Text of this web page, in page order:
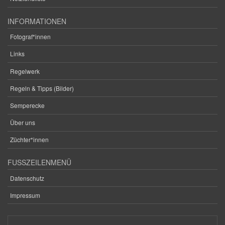
INFORMATIONEN
Fotograf*innen
Links
Regelwerk
Regeln & Tipps (Bilder)
Semperecke
Über uns
Züchter*innen
FUSSZEILENMENÜ
Datenschutz
Impressum